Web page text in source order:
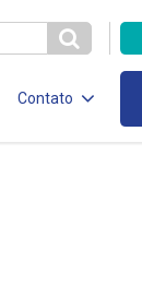
Contato